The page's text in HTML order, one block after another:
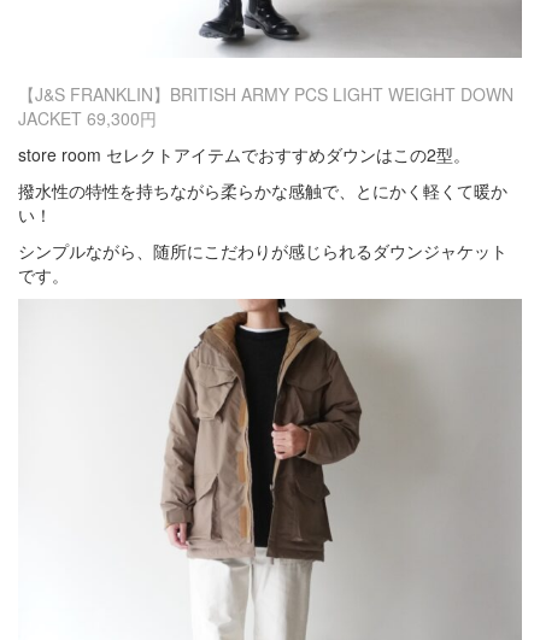
【J&S FRANKLIN】BRITISH ARMY PCS LIGHT WEIGHT DOWN
JACKET 69,300円
store room セレクトアイテムでおすすめダウンはこの2型。
撥水性の特性を持ちながら柔らかな感触で、とにかく軽くて暖か
い！
シンプルながら、随所にこだわりが感じられるダウンジャケット
です。